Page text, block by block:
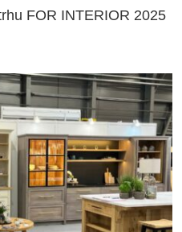
FOR INTERIOR 2025